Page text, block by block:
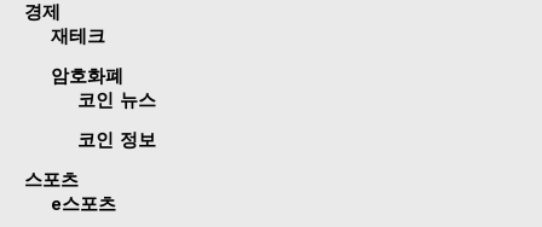
경제
재테크
암호화폐
코인 뉴스
코인 정보
스포츠
e스포츠